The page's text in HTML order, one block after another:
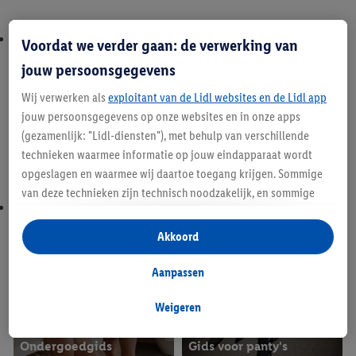
Pyjama's: meer dan
alleen nachtkleding
BH-gids
Ondergoedgids Gids voor panty's
Voordat we verder gaan: de verwerking van
jouw persoonsgegevens
Wij verwerken als exploitant van de Lidl websites en de Lidl app
jouw persoonsgegevens op onze websites en in onze apps
(gezamenlijk: "Lidl-diensten"), met behulp van verschillende
technieken waarmee informatie op jouw eindapparaat wordt
opgeslagen en waarmee wij daartoe toegang krijgen. Sommige
van deze technieken zijn technisch noodzakelijk, en sommige
opslaan van voorkeursinstellingen, het verzamelen en
analyseren van statistieken of voor het tonen van
gepersonaliseerde reclame binnen en buiten de Lidl-diensten.
gegevens over jouw aankoopgedrag in de winkel ook voor de
Als je hier toestemming geeft aan ons voor het personaliseren
Weigeren
Aanpassen
Akkoord